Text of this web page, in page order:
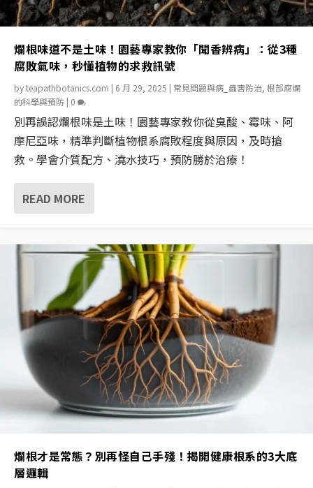
爛根味道不是土味！園藝專家教你「聞香辨病」：從3種
腐敗氣味，秒懂植物的求救訊號
byteapathbotanics.com | 6 月 29, 2025 | 常見問題與病_蟲害防治, 根部腐爛
的科學與預防 | 0
別再誤認爛根味是土味！園藝專家教你從臭酸、霉味、阿
摩尼亞味，精準判斷植物根系腐敗程度與原因，及時搶
救。學會介質配方、澆水技巧，預防勝於治療！
READ MORE
爛根才是常態？別再怪自己手殘！揭開健康根系的3大底
層邏輯